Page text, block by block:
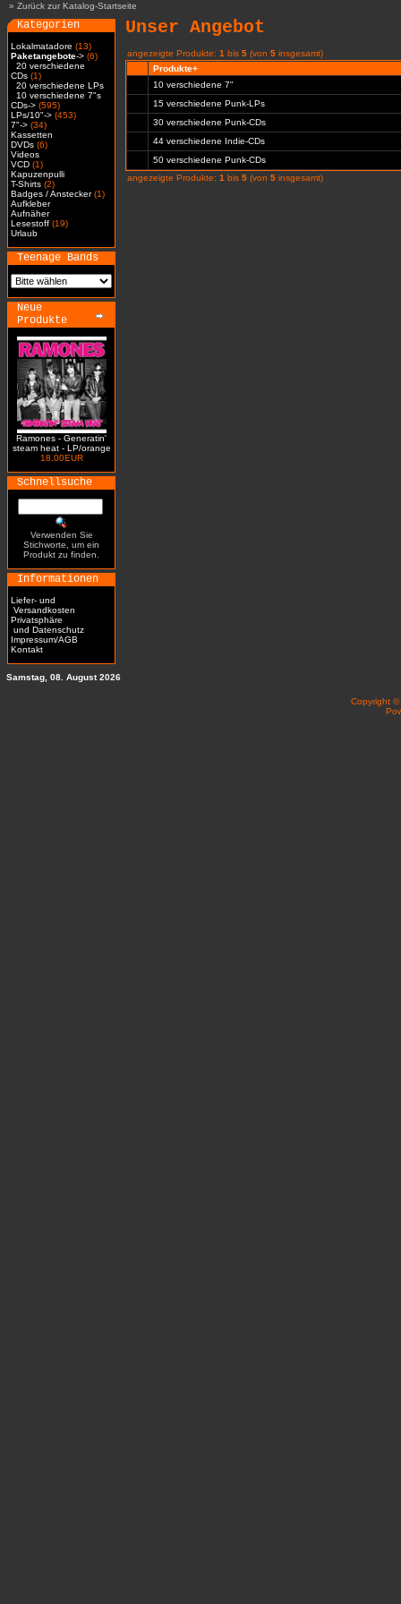
» Zurück zur Katalog-Startseite
Kategorien
Lokalmatadore (13)
Paketangebote-> (6)
20 verschiedene
CDs (1)
20 verschiedene LPs
10 verschiedene 7"s
CDs-> (595)
LPs/10"-> (453)
7"-> (34)
Kassetten
DVDs (6)
Videos
VCD (1)
Kapuzenpulli
T-Shirts (2)
Badges / Anstecker(1)
Aufkleber
Aufnäher
Lesestoff (19)
Urlaub
Teenage Bands
Neue
Produkte
Ramones - Generatin'
steam heat - LP/orange
18.00EUR
Schnellsuche
Verwenden Sie
Stichworte, um ein
Produkt zu finden.
Informationen
Liefer- und
Versandkosten
Privatsphäre
und Datenschutz
Impressum/AGB
Kontakt
Unser Angebot
angezeigte Produkte: 1 bis 5 (von 5 insgesamt)
Produkte+
10 verschiedene 7"
15 verschiedene Punk-LPs
30 verschiedene Punk-CDs
44 verschiedene Indie-CDs
50 verschiedene Punk-CDs
angezeigte Produkte: 1 bis 5 (von 5 insgesamt)
Samstag, 08. August 2026
Copyright